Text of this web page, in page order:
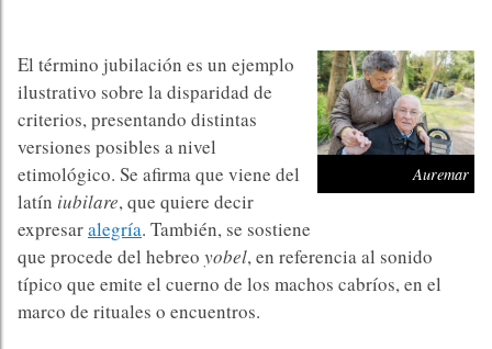
Auremar
El término jubilación es un ejemplo
ilustrativo sobre la disparidad de
criterios, presentando distintas
versiones posibles a nivel
etimológico. Se afirma que viene del
latín iubilare, que quiere decir
expresaralegría. También, se sostiene
que procede del hebreo yobel, en referencia al sonido
típico que emite el cuerno de los machos cabríos, en el
marco de rituales o encuentros.